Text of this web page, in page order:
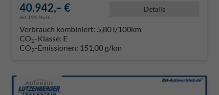
40.942,– €
incl. 19% MwSt.
Details
Verbrauch kombiniert: 5,80 l/100km
CO2-Klasse: E
CO2-Emissionen: 151,00 g/km